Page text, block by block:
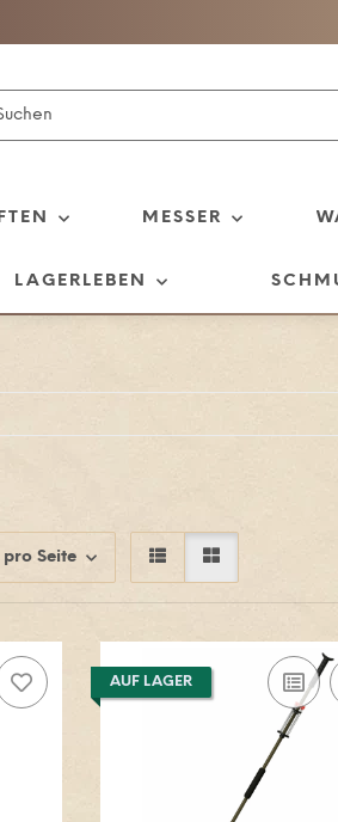
MESSER
LAGERLEBEN
Seite
AUF LAGER